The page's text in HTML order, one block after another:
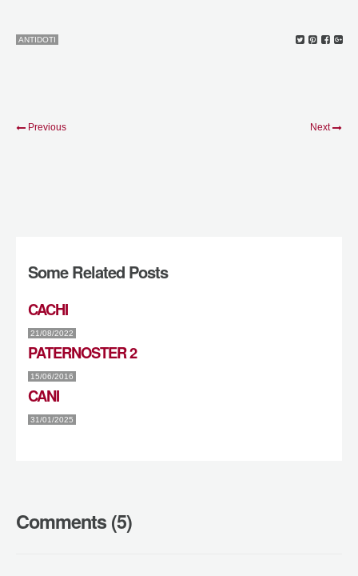
ANTIDOTI
Previous Next
Some Related Posts
CACHI
21/08/2022
PATERNOSTER 2
15/06/2016
CANI
31/01/2025
Comments (5)